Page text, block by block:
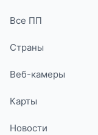
Все ПП
Страны
Веб-камеры
Карты
Новости